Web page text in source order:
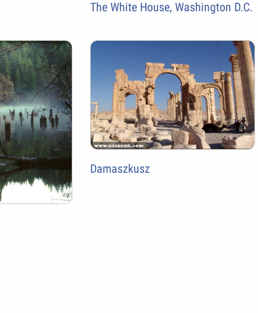
The White House, Washington D.C.
Damaszkusz